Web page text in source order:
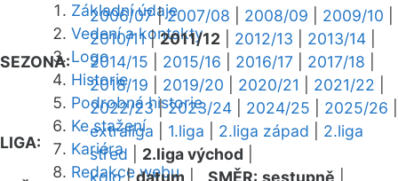
Základní údaje
Vedení a kontakty
Logo
Historie
Podrobná historie
Ke stažení
Kariéra
Redakce webu
SEZONA:
2006/07|2007/08 2008/09 2009/10
2010/11|2011/12 2012/13 2013/14
2014/15
2015/16 2016/17 2017/18
2018/19
2019/20 2020/21 2021/22
2022/23|2023/24 2024/25 2025/26
LIGA:
extraliga 1.liga 2.liga západ
2.liga
střed
2.liga východ
kolo|datum SMĚR: sestupně